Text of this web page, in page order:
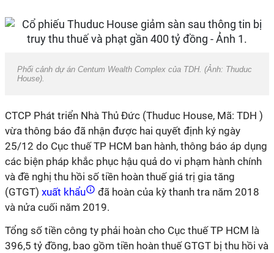
Phối cảnh dự án Centum Wealth Complex của TDH. (Ảnh: Thuduc
House).
CTCP Phát triển Nhà Thủ Đức (Thuduc House, Mã: TDH )
vừa thông báo đã nhận được hai quyết định ký ngày
25/12 do Cục thuế TP HCM ban hành, thông báo áp dụng
các biện pháp khắc phục hậu quả do vi phạm hành chính
và đề nghị thu hồi số tiền hoàn thuế giá trị gia tăng
(GTGT) xuất khẩu
đã hoàn của kỳ thanh tra năm 2018
và nửa cuối năm 2019.
Tổng số tiền công ty phải hoàn cho Cục thuế TP HCM là
396,5 tỷ đồng, bao gồm tiền hoàn thuế GTGT bị thu hồi và